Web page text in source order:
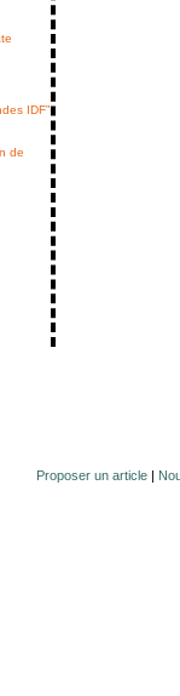
IDF”
de
Proposer un article |